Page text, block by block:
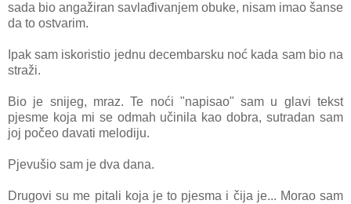
sada bio angažiran savlađivanjem obuke, nisam imao šanse
da to ostvarim.
Ipak sam iskoristio jednu decembarsku noć kada sam bio na
straži.
Bio je snijeg, mraz. Te noći "napisao" sam u glavi tekst
pjesme koja mi se odmah učinila kao dobra, sutradan sam
joj počeo davati melodiju.
Pjevušio sam je dva dana.
Drugovi su me pitali koja je to pjesma i čija je... Morao sam